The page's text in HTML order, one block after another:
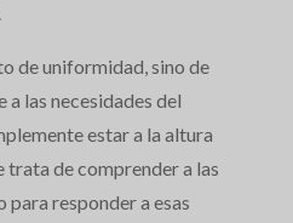
de uniformidad, sino de
las necesidades del
estar a la altura
trata de comprender a las
para responder a esas